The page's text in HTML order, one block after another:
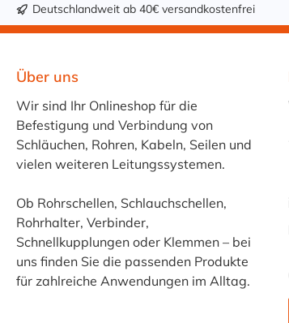
Deutschlandweit ab 40€ versandkostenfrei
Über uns
Wir sind Ihr Onlineshop für die
Befestigung und Verbindung von
Schläuchen, Rohren, Kabeln, Seilen und
vielen weiteren Leitungssystemen.
Ob Rohrschellen, Schlauchschellen,
Rohrhalter, Verbinder,
Schnellkupplungen oder Klemmen – bei
uns finden Sie die passenden Produkte
für zahlreiche Anwendungen im Alltag.